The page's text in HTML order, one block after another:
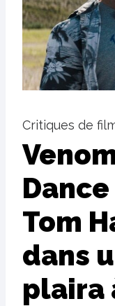
Critiques de
Tom
dans
plaira